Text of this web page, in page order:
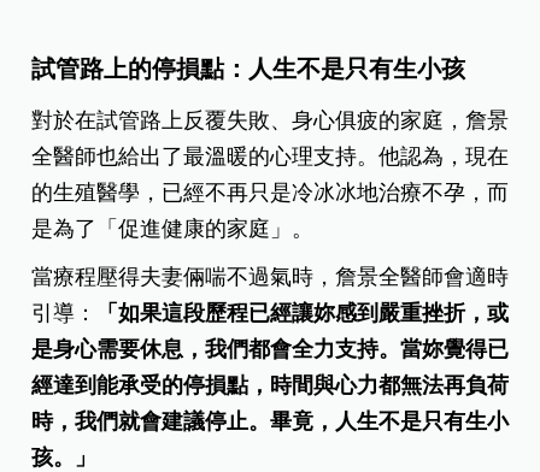
試管路上的停損點：人生不是只有生小孩
對於在試管路上反覆失敗、身心俱疲的家庭，詹景
全醫師也給出了最溫暖的心理支持。他認為，現在
的生殖醫學，已經不再只是冷冰冰地治療不孕，而
是為了「促進健康的家庭」。
當療程壓得夫妻倆喘不過氣時，詹景全醫師會適時
引導：
「如果這段歷程已經讓妳感到嚴重挫折，或
是身心需要休息，我們都會全力支持。當妳覺得已
經達到能承受的停損點，時間與心力都無法再負荷
時，我們就會建議停止。畢竟，人生不是只有生小
孩。」